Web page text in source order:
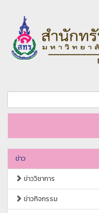
ข่าว
ข่าววิชาการ
ข่าวกิจกรรม